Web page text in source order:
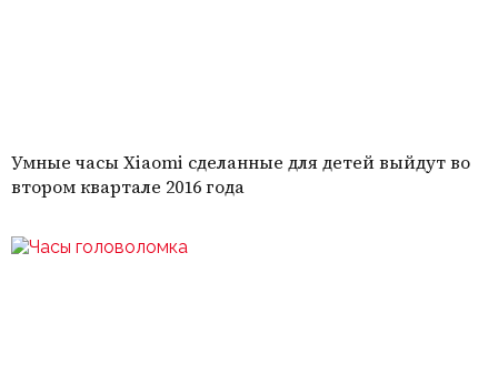
Умные часы Xiaomi сделанные для детей выйдут во
втором квартале 2016 года